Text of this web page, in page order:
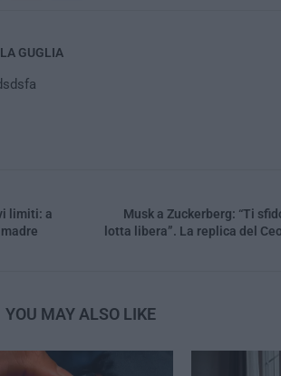
GUGLIA
limiti: a
Musk a Zuckerberg: “Ti
lotta libera”. La replica del
YOU MAY ALSO LIKE